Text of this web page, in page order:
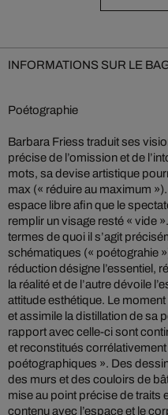
INFORMATIONS SUR LE
Poétographie
Barbara Friess traduit ses
précise de l’omission et de
mots, sa devise artistique
max (« réduire au maximum
espace libre afin que le
remplir un visage resté « vide
termes de quoi il s’agit
schématiques (« poétograhie
réduction désigne l’essentiel,
la réalité et de l’autre dévoile
attitude esthétique. Le
et assimile la distillation de sa
rapport avec celle-ci sont
et reconstitués
poétographiques ». Des
des murs et des couloirs de
mise au point précise de traits
contenu avec l’espace et le